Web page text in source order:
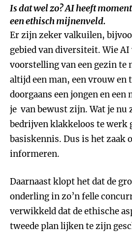
Is dat wel zo? AI heeft
een ethisch mijnenveld.
Er zijn zeker valkuilen,
gebied van diversiteit. Wie AI
voorstelling van een gezin
altijd een man, een vrouw en
doorgaans een jongen en een
je van bewust zijn. Wat je nu
bedrijven klakkeloos te werk
basiskennis. Dus is het zaak
informeren.
Daarnaast klopt het dat de
onderling in zo’n felle
verwikkeld dat de ethische
tweede plan lijken te zijn